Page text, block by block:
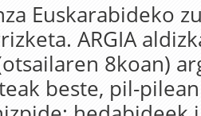
Euskarabideko
ARGIA
8koan)
beste, pil-